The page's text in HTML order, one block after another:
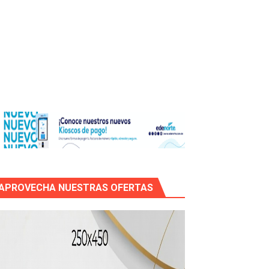
entre EEUU e Irán, tras la cancelación de un ataque.
NUESTRAS OFERTAS